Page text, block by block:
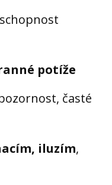
potíže
časté
iluzím,